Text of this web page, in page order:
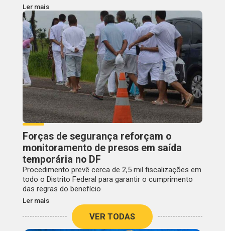
Ler mais
Forças de segurança reforçam o
monitoramento de presos em saída
temporária no DF
Procedimento prevê cerca de 2,5 mil fiscalizações em
todo o Distrito Federal para garantir o cumprimento
das regras do benefício
Ler mais
VER TODAS